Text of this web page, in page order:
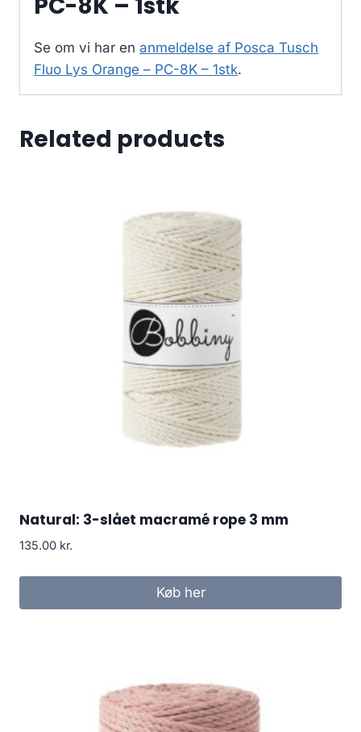
Se om vi har en anmeldelse af Posca Tusch
Fluo Lys Orange – PC-8K – 1stk.
Related products
Natural: 3-slået macramé rope 3 mm
135.00 kr.
Køb her